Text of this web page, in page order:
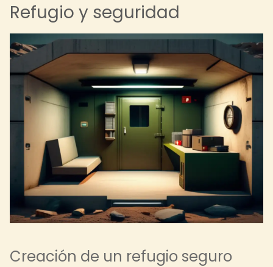
Refugio y seguridad
Creación de un refugio seguro